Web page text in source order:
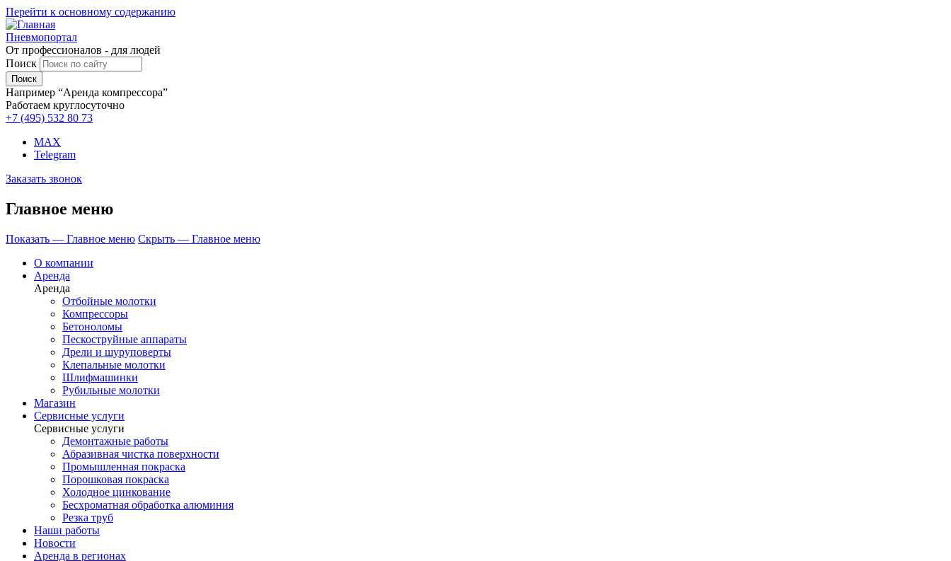
Перейти к основному содержанию
Пневмопортал
От профессионалов - для людей
Поиск
Например “Аренда компрессора”
Работаем круглосуточно
+7 (495) 532 80 73
MAX
Telegram
Заказать звонок
Главное меню
Показать — Главное меню Скрыть — Главное меню
О компании
Аренда
Аренда
Отбойные молотки
Компрессоры
Бетоноломы
Пескоструйные аппараты
Дрели и шуруповерты
Клепальные молотки
Шлифмашинки
Рубильные молотки
Магазин
Сервисные услуги
Сервисные услуги
Демонтажные работы
Абразивная чистка поверхности
Промышленная покраска
Порошковая покраска
Холодное цинкование
Бесхроматная обработка алюминия
Резка труб
Наши работы
Новости
Аренда в регионах